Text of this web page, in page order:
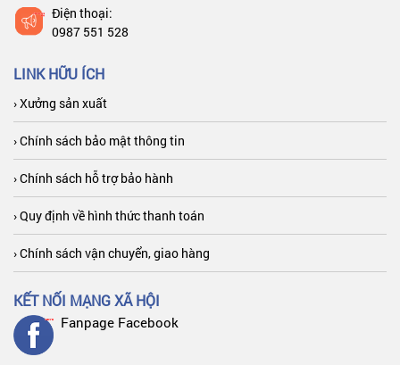
Điện thoại:
0987 551 528
LINK HỮU ÍCH
› Xưởng sản xuất
› Chính sách bảo mật thông tin
› Chính sách hỗ trợ bảo hành
› Quy định về hình thức thanh toán
› Chính sách vận chuyển, giao hàng
KẾT NỐI MẠNG XÃ HỘI
Fanpage Facebook